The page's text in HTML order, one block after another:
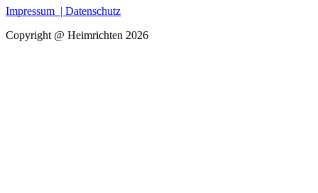
Impressum | Datenschutz
Copyright @ Heimrichten 2026